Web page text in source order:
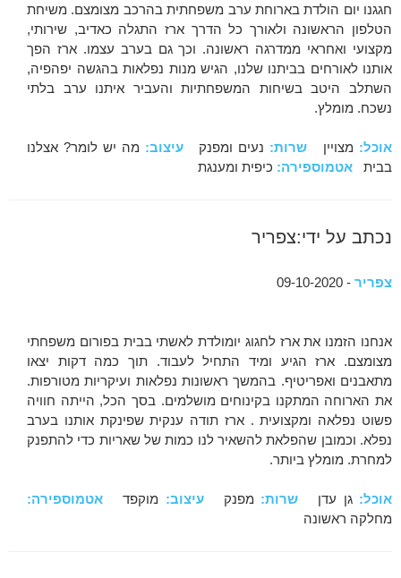
חגגנו יום הולדת בארוחת ערב משפחתית בהרכב מצומצם. משיחת
הטלפון הראשונה ולאורך כל הדרך ארז התגלה כאדיב, שירותי,
מקצועי ואחראי ממדרגה ראשונה. וכך גם בערב עצמו. ארז הפך
אותנו לאורחים בביתנו שלנו, הגיש מנות נפלאות בהגשה יפהפיה,
השתלב היטב בשיחות המשפחתיות והעביר איתנו ערב בלתי
נשכח. מומלץ.
אוכל: מצויין שרות: נעים ומפנקעיצוב: מה יש לומר? אצלנו
בבית אטמוספירה: כיפית ומענגת
נכתב על ידי:צפריר
צפריר - 09-10-2020
אנחנו הזמנו את ארז לחגוג יומולדת לאשתי בבית בפורום משפחתי
מצומצם. ארז הגיע ומיד התחיל לעבוד. תוך כמה דקות יצאו
מתאבנים ואפריטיף. בהמשך ראשונות נפלאות ועיקריות מטורפות.
את הארוחה המתקנו בקינוחים מושלמים. בסך הכל, הייתה חוויה
פשוט נפלאה ומקצועית . ארז תודה ענקית שפינקת אותנו בערב
נפלא. וכמובן שהפלאת להשאיר לנו כמות של שאריות כדי להתפנק
למחרת. מומלץ ביותר.
אוכל: גן עדן שרות: מפנקעיצוב: מוקפד אטמוספירה:
מחלקה ראשונה